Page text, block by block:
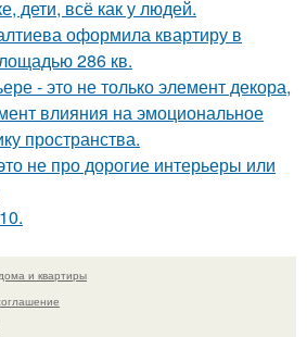
дети, всё как у людей.
оформила квартиру в
286 кв.
- это не только элемент декора,
влияния на эмоциональное
пространства.
не про дорогие интерьеры или
и квартиры